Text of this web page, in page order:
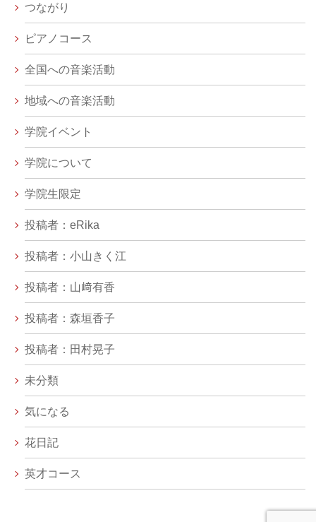
つながり
ピアノコース
全国への音楽活動
地域への音楽活動
学院イベント
学院について
学院生限定
投稿者：eRika
投稿者：小山きく江
投稿者：山﨑有香
投稿者：森垣香子
投稿者：田村晃子
未分類
気になる
花日記
英才コース